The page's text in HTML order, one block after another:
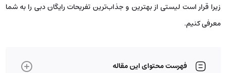
زیرا قرار است لیستی از بهترین و جذاب‌ترین تفریحات رایگان دبی را به شما
معرفی کنیم.
فهرست محتوای این مقاله